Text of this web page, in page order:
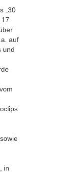
„30
auf
und
in